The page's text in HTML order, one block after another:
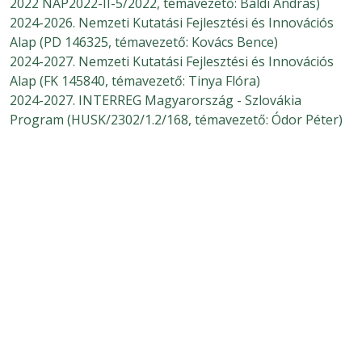
2024-2026. Nemzeti Kutatási Fejlesztési és Innovációs
Alap (PD 146325, témavezető: Kovács Bence)
2024-2027. Nemzeti Kutatási Fejlesztési és Innovációs
Alap (FK 145840, témavezető: Tinya Flóra)
2024-2027. INTERREG Magyarország - Szlovákia
Program (HUSK/2302/1.2/168, témavezető: Ódor Péter)